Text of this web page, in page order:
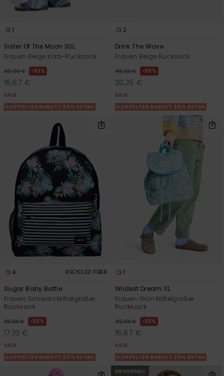
1
Sister Of The Moon 30L
Frauen Beige Korb-Rucksack
45,00 € 63%
16,87 €
SALE
DOPPELTER RABATT 25% EXTRA
2
Drink The Wave
Frauen Beige Rucksack
45,00 € 55%
20,25 €
SALE
DOPPELTER RABATT 25% EXTRA
4 RECYCLED FIBER
Sugar Baby Bottle
Frauen Schwarz Mittelgroßer
Rucksack
38,00 € 55%
17,10 €
SALE
DOPPELTER RABATT 25% EXTRA
1
Wildest Dream 11L
Frauen Grün Mittelgroßer
Rucksack
45,00 € 63%
16,87 €
SALE
DOPPELTER RABATT 25% EXTRA
BRANDNEU